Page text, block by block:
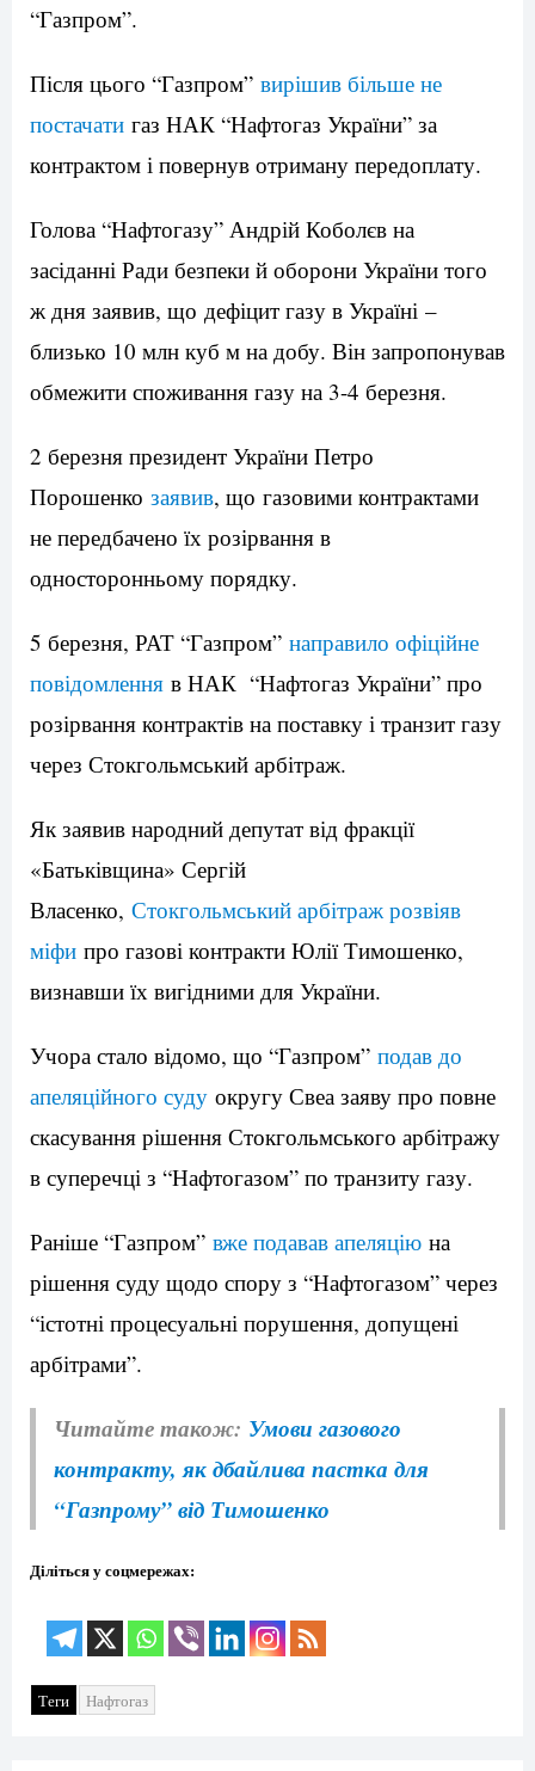
“Газпром”.
Після цього “Газпром” вирішив більше не
постачати газ НАК “Нафтогаз України” за
контрактом і повернув отриману передоплату.
Голова “Нафтогазу” Андрій Коболєв на
засіданні Ради безпеки й оборони України того
ж дня заявив, що дефіцит газу в Україні –
близько 10 млн куб м на добу. Він запропонував
обмежити споживання газу на 3-4 березня.
2 березня президент України Петро
Порошенко заявив, що газовими контрактами
не передбачено їх розірвання в
односторонньому порядку.
5 березня, РАТ “Газпром” направило офіційне
повідомлення в НАК “Нафтогаз України” про
розірвання контрактів на поставку і транзит газу
через Стокгольмський арбітраж.
Як заявив народний депутат від фракції
«Батьківщина» Сергій
Власенко, Стокгольмський арбітраж розвіяв
міфи про газові контракти Юлії Тимошенко,
визнавши їх вигідними для України.
Учора стало відомо, що “Газпром” подав до
апеляційного суду округу Свеа заяву про повне
скасування рішення Стокгольмського арбітражу
в суперечці з “Нафтогазом” по транзиту газу.
Раніше “Газпром” вже подавав апеляцію на
рішення суду щодо спору з “Нафтогазом” через
“істотні процесуальні порушення, допущені
арбітрами”.
Читайте також: Умови газового
контракту, як дбайлива пастка для
“Газпрому” від Тимошенко
Діліться у соцмережах:
Теги Нафтогаз